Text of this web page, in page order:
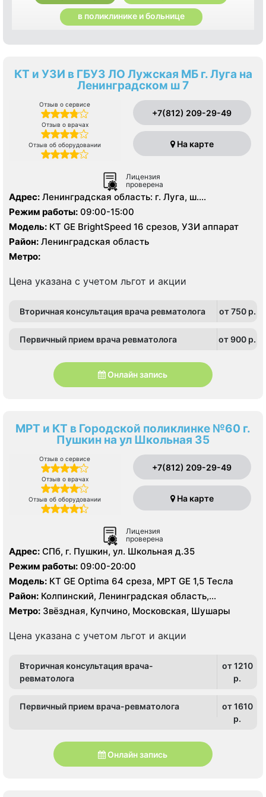
в поликлинике и больнице
КТ и УЗИ в ГБУЗ ЛО Лужская МБ г. Луга на
Ленинградском ш 7
Отзыв о сервисе
Отзыв о врачах
Отзыв об оборудовании
+7(812) 209-29-49
На карте
Лицензия
проверена
Адрес: Ленинградская область: г. Луга, ш.
Ленинградское д. 7
Режим работы: 09:00-15:00
Модель: КТ GE BrightSpeed 16 срезов, УЗИ аппарат
Район: Ленинградская область
Метро:
Цена указана с учетом льгот и акции
Вторичная консультация врача ревматолога от 750 p.
Первичный прием врача ревматолога от 900 p.
Онлайн запись
МРТ и КТ в Городской поликлинке №60 г.
Пушкин на ул Школьная 35
Отзыв о сервисе
Отзыв о врачах
Отзыв об оборудовании
+7(812) 209-29-49
На карте
Лицензия
проверена
Адрес: СПб, г. Пушкин, ул. Школьная д.35
Режим работы: 09:00-20:00
Модель: КТ GE Optima 64 среза, МРТ GE 1,5 Тесла
Район: Колпинский, Ленинградская область,
Пушкинский
Метро: Звёздная, Купчино, Московская, Шушары
Цена указана с учетом льгот и акции
Вторичная консультация врача-
ревматолога
от 1210
p.
Первичный прием врача-ревматолога
от 1610
p.
Онлайн запись